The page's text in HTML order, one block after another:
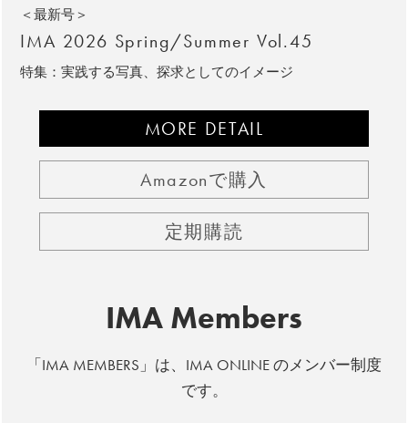
＜最新号＞
IMA 2026 Spring/Summer Vol.45
特集：実践する写真、探求としてのイメージ
MORE DETAIL
Amazonで購入
定期購読
IMA Members
「IMA MEMBERS」は、IMA ONLINE のメンバー制度
です。